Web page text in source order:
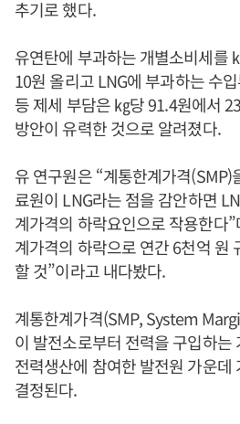
추기로 했다.
유연탄에 부과하는 개별소비세를
10원 올리고 LNG에 부과하는 수
등 제세 부담은 ㎏당 91.4원에서
방안이 유력한 것으로 알려졌다.
유 연구원은 “계통한계가격(SMP)
료원이 LNG라는 점을 감안하면
계가격의 하락요인으로 작용한다
계가격의 하락으로 연간 6천억 원
할 것”이라고 내다봤다.
계통한계가격(SMP, System
이 발전소로부터 전력을 구입하는
전력생산에 참여한 발전원 가운데
결정된다.